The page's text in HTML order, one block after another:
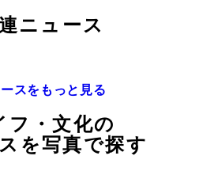
ニュース
スをもっと見る
フ・文化の
を写真で探す